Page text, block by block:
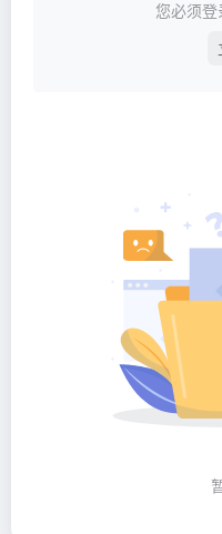
您必须登